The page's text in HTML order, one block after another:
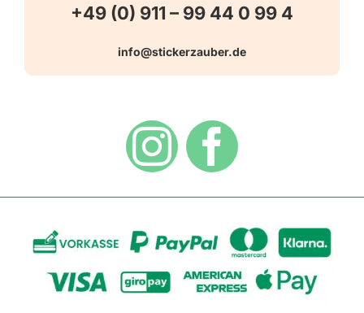
Warn-, Gebots-, Verbots- und
Hinweisaufkleber
Versandarten
Widerrufsbelehrung
AGB
+49 (0) 911 – 99 44 0 99 4
info@stickerzauber.de